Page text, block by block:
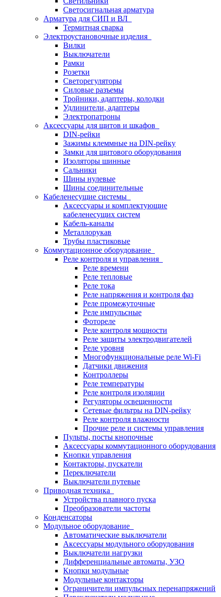
Светосигнальная арматура
Арматура для СИП и ВЛ
Термитная сварка
Электроустановочные изделия
Вилки
Выключатели
Рамки
Розетки
Светорегуляторы
Силовые разъемы
Тройники, адаптеры, колодки
Удлинители, адаптеры
Электропатроны
Аксессуары для щитов и шкафов
DIN-рейки
Зажимы клеммные на DIN-рейку
Замки для щитового оборудования
Изоляторы шинные
Сальники
Шины нулевые
Шины соединительные
Кабеленесущие системы
Аксессуары и комплектующие
кабеленесущих систем
Кабель-каналы
Металлорукав
Трубы пластиковые
Коммутационное оборудование
Реле контроля и управления
Реле времени
Реле тепловые
Реле тока
Реле напряжения и контроля фаз
Реле промежуточные
Реле импульсные
Фотореле
Реле контроля мощности
Реле защиты электродвигателей
Реле уровня
Многофункциональные реле Wi-Fi
Датчики движения
Контроллеры
Реле температуры
Реле контроля изоляции
Регуляторы освещенности
Сетевые фильтры на DIN-рейку
Реле контроля влажности
Прочие реле и системы управления
Пульты, посты кнопочные
Аксессуары коммутационного оборудования
Кнопки управления
Контакторы, пускатели
Переключатели
Выключатели путевые
Приводная техника
Устройства плавного пуска
Преобразователи частоты
Конденсаторы
Модульное оборудование
Автоматические выключатели
Аксессуары модульного оборудования
Выключатели нагрузки
Дифференциальные автоматы, УЗО
Кнопки модульные
Модульные контакторы
Ограничители импульсных перенапряжений